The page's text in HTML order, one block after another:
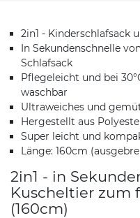
2in1 - Kinderschlafsack
In Sekundenschnelle
Schlafsack
Pflegeleicht und bei
waschbar
Ultraweiches und
Hergestellt aus
Super leicht und
Länge: 160cm
2in1 - in
Kuscheltier zum
(160cm)